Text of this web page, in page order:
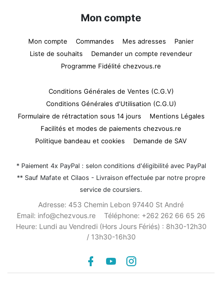
Mon compte
Mon compte Commandes Mes adresses
Panier
Liste de souhaits
Demander un compte revendeur
Programme Fidélité chezvous.re
Conditions Générales de Ventes (C.G.V)
Conditions Générales d'Utilisation (C.G.U)
Formulaire de rétractation sous 14 jours
Mentions Légales
Facilités et modes de paiements chezvous.re
Politique bandeau et cookies
Demande de SAV
* Paiement 4x PayPal : selon conditions d'éligibilité avec PayPal
** Sauf Mafate et Cilaos - Livraison effectuée par notre propre
service de coursiers.
Adresse: 453 Chemin Lebon 97440 St André
Email: info@chezvous.re Téléphone: +262 262 66 65 26
Heure: Lundi au Vendredi (Hors Jours Fériés) : 8h30-12h30
/ 13h30-16h30
Facebook
youtube
instagram